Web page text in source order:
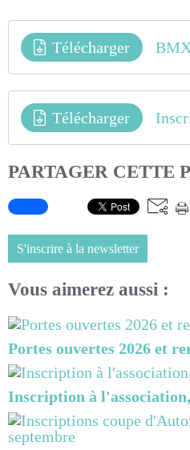
Télécharger
Télécharger
PARTAGER CETTE
S'inscrire à la newsletter
Vous aimerez aussi :
Portes ouvertes 2026 et
Inscription à